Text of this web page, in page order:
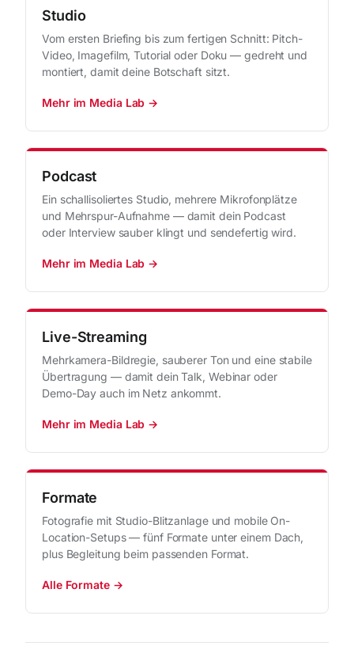
Studio
Vom ersten Briefing bis zum fertigen Schnitt: Pitch-
Video, Imagefilm, Tutorial oder Doku — gedreht und
montiert, damit deine Botschaft sitzt.
Mehr im Media Lab →
Podcast
Ein schallisoliertes Studio, mehrere Mikrofonplätze
und Mehrspur-Aufnahme — damit dein Podcast
oder Interview sauber klingt und sendefertig wird.
Mehr im Media Lab →
Live-Streaming
Mehrkamera-Bildregie, sauberer Ton und eine stabile
Übertragung — damit dein Talk, Webinar oder
Demo-Day auch im Netz ankommt.
Mehr im Media Lab →
Formate
Fotografie mit Studio-Blitzanlage und mobile On-
Location-Setups — fünf Formate unter einem Dach,
plus Begleitung beim passenden Format.
Alle Formate →